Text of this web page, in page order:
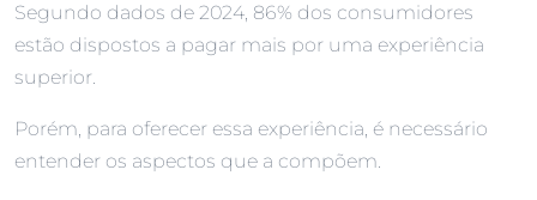
Segundo dados de 2024, 86% dos consumidores
estão dispostos a pagar mais por uma experiência
superior.
Porém, para oferecer essa experiência, é necessário
entender os aspectos que a compõem.